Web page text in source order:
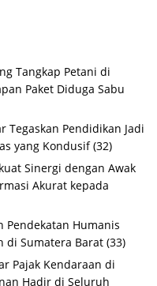
Tangkap Petani di
Paket Diduga Sabu
Tegaskan Pendidikan Jadi
yang Kondusif (32)
Sinergi dengan Awak
Akurat kepada
Pendekatan Humanis
di Sumatera Barat (33)
Pajak Kendaraan di
Hadir di Seluruh